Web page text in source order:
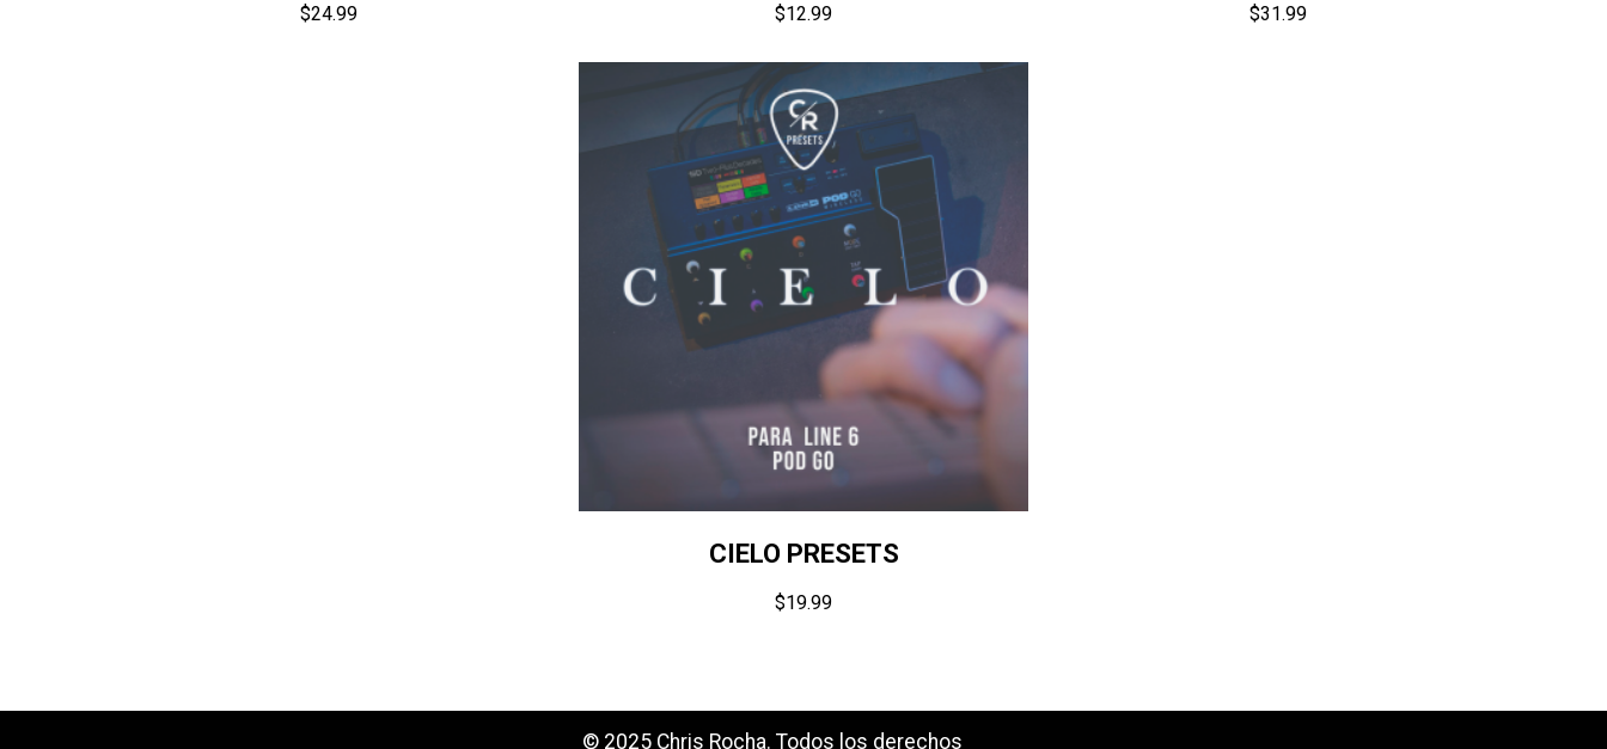
$24.99 $12.99 $31.99
CIELO PRESETS
$19.99
© 2025 Chris Rocha. Todos los derechos